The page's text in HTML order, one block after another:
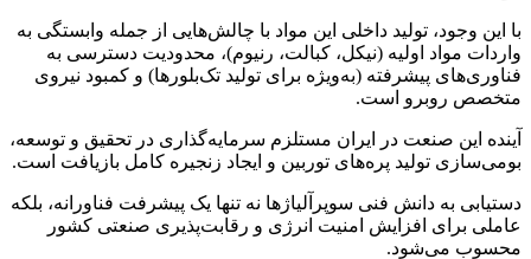
با این وجود، تولید داخلی این مواد با چالش‌هایی از جمله وابستگی به
واردات مواد اولیه (نیکل، کبالت، رنیوم)، محدودیت دسترسی به
فناوری‌های پیشرفته (به‌ویژه برای تولید تک‌بلورها) و کمبود نیروی
متخصص روبرو است.
آینده این صنعت در ایران مستلزم سرمایه‌گذاری در تحقیق و توسعه،
بومی‌سازی تولید پره‌های توربین و ایجاد زنجیره کامل بازیافت است.
دستیابی به دانش فنی سوپرآلیاژها نه تنها یک پیشرفت فناورانه، بلکه
عاملی برای افزایش امنیت انرژی و رقابت‌پذیری صنعتی کشور
محسوب می‌شود.